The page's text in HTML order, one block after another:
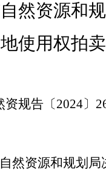
然资源和规
使用权拍
资规告〔 2024〕
然资源和规划